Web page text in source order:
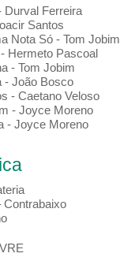
Durval Ferreira
Santos
Nota Só - Tom Jobim
Hermeto Pascoal
- Tom Jobim
- João Bosco
- Caetano Veloso
- Joyce Moreno
- Joyce Moreno
Contrabaixo